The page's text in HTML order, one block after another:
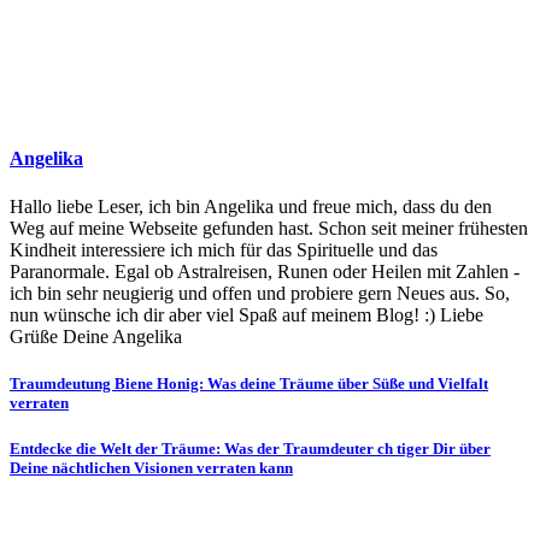
Angelika
Hallo liebe Leser, ich bin Angelika und freue mich, dass du den
Weg auf meine Webseite gefunden hast. Schon seit meiner frühesten
Kindheit interessiere ich mich für das Spirituelle und das
Paranormale. Egal ob Astralreisen, Runen oder Heilen mit Zahlen -
ich bin sehr neugierig und offen und probiere gern Neues aus. So,
nun wünsche ich dir aber viel Spaß auf meinem Blog! :) Liebe
Grüße Deine Angelika
Beitragsnavigation
Traumdeutung Biene Honig: Was deine Träume über Süße und Vielfalt
verraten
Entdecke die Welt der Träume: Was der Traumdeuter ch tiger Dir über
Deine nächtlichen Visionen verraten kann